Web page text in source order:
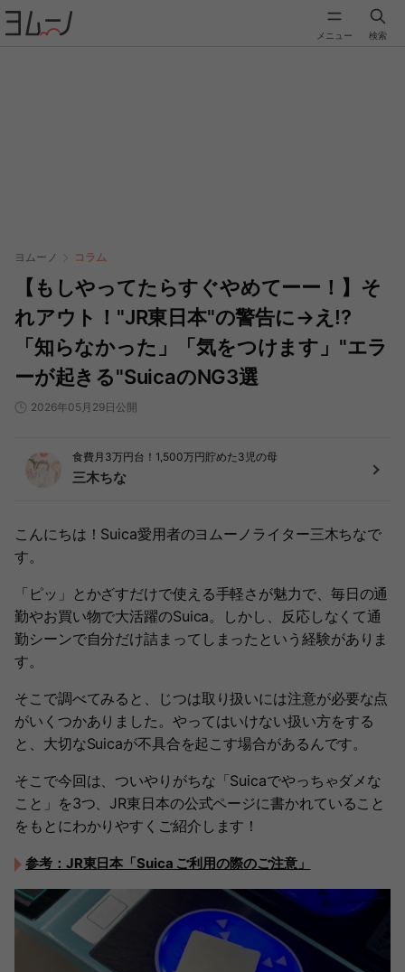
メニュー 検索
ヨムーノ コラム
【もしやってたらすぐやめてーー！】そ
れアウト！"JR東日本"の警告に→え!?
「知らなかった」「気をつけます」"エラ
ーが起きる"SuicaのNG3選
2026年05月29日公開
食費月3万円台！1,500万円貯めた3児の母
三木ちな
こんにちは！Suica愛用者のヨムーノライター三木ちなで
す。
「ピッ」とかざすだけで使える手軽さが魅力で、毎日の通
勤やお買い物で大活躍のSuica。しかし、反応しなくて通
勤シーンで自分だけ詰まってしまったという経験がありま
す。
そこで調べてみると、じつは取り扱いには注意が必要な点
がいくつかありました。やってはいけない扱い方をする
と、大切なSuicaが不具合を起こす場合があるんです。
そこで今回は、ついやりがちな「Suicaでやっちゃダメな
こと」を3つ、JR東日本の公式ページに書かれていること
をもとにわかりやすくご紹介します！
参考：JR東日本「Suica ご利用の際のご注意」